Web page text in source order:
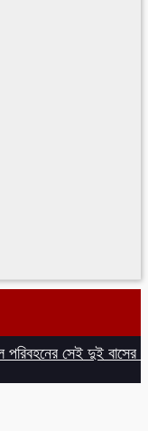
সেই দুই বাসের